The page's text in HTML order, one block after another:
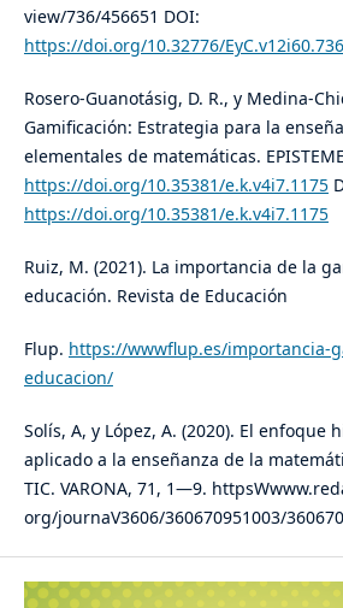
view/736/456651 DOI:
https://doi.org/10.32776/EyC.v12i60.736
Rosero-Guanotásig, D. R., y Medina-
Gamificación: Estrategia para la
elementales de matemáticas.
https://doi.org/10.35381/e.k.v4i7.1175
https://doi.org/10.35381/e.k.v4i7.1175
Ruiz, M. (2021). La importancia de la
educación. Revista de Educación
Flup. https://wwwflup.es/importancia-
educacion/
Solís, A, y López, A. (2020). El enfoque
aplicado a la enseñanza de la
TIC. VARONA, 71, 1—9.
org/journaV3606/360670951003/